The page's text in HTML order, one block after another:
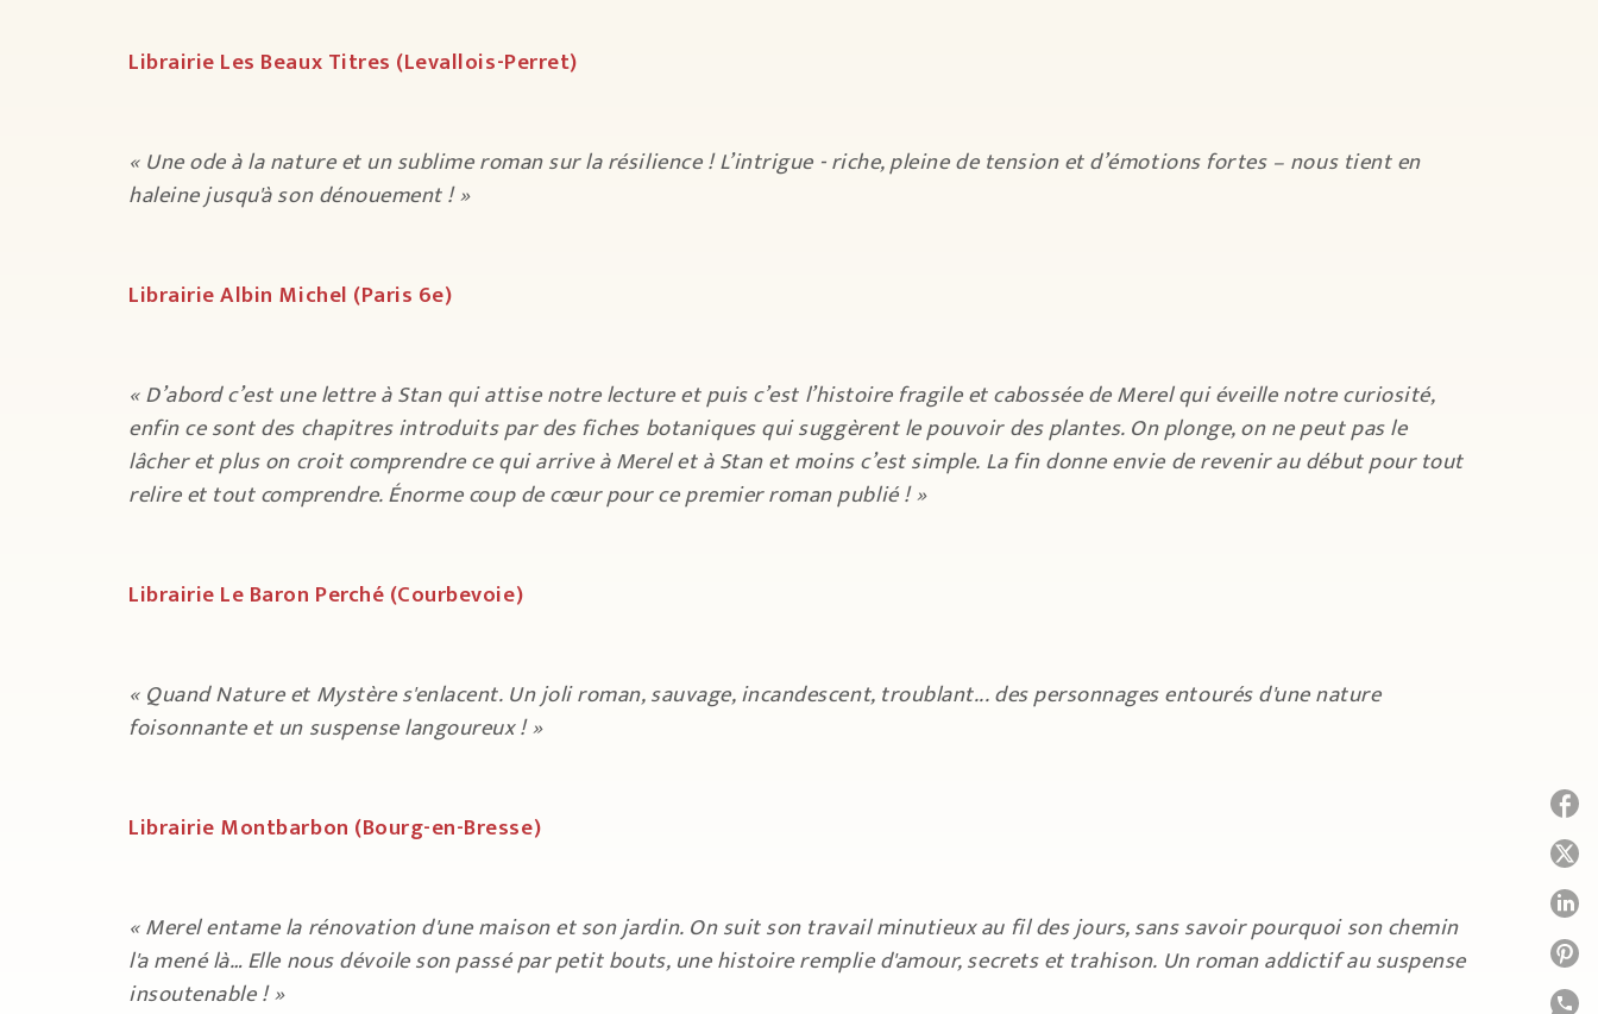
Librairie Les Beaux Titres (Levallois-Perret)
« Une ode à la nature et un sublime roman sur la résilience ! L’intrigue - riche, pleine de tension et d’émotions fortes – nous tient en
haleine jusqu'à son dénouement ! »
Librairie Albin Michel (Paris 6e)
« D’abord c’est une lettre à Stan qui attise notre lecture et puis c’est l’histoire fragile et cabossée de Merel qui éveille notre curiosité,
enfin ce sont des chapitres introduits par des fiches botaniques qui suggèrent le pouvoir des plantes. On plonge, on ne peut pas le
lâcher et plus on croit comprendre ce qui arrive à Merel et à Stan et moins c’est simple. La fin donne envie de revenir au début pour tout
relire et tout comprendre. Énorme coup de cœur pour ce premier roman publié ! »
Librairie Le Baron Perché (Courbevoie)
« Quand Nature et Mystère s'enlacent. Un joli roman, sauvage, incandescent, troublant... des personnages entourés d'une nature
foisonnante et un suspense langoureux ! »
Librairie Montbarbon (Bourg-en-Bresse)
« Merel entame la rénovation d'une maison et son jardin. On suit son travail minutieux au fil des jours, sans savoir pourquoi son chemin
l'a mené là… Elle nous dévoile son passé par petit bouts, une histoire remplie d'amour, secrets et trahison. Un roman addictif au suspense
insoutenable ! »